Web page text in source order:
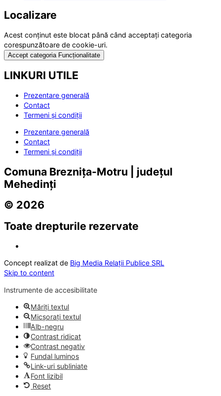
Localizare
Acest conținut este blocat până când acceptați categoria
corespunzătoare de cookie-uri.
Accept categoria Funcționalitate
LINKURI UTILE
Prezentare generală
Contact
Termeni și condiții
Prezentare generală
Contact
Termeni și condiții
Comuna Breznița-Motru | județul
Mehedinți
© 2026
Toate drepturile rezervate
Concept realizat de Big Media Relații Publice SRL
Skip to content
Instrumente de accesibilitate
Măriți textul
Micșorați textul
Alb-negru
Contrast ridicat
Contrast negativ
Fundal luminos
Link-uri subliniate
Font lizibil
Reset